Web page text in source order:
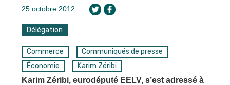
25 octobre 2012
Délégation
Commerce
Communiqués de presse
Économie
Karim Zéribi
Karim Zéribi, eurodéputé EELV, s’est adressé à